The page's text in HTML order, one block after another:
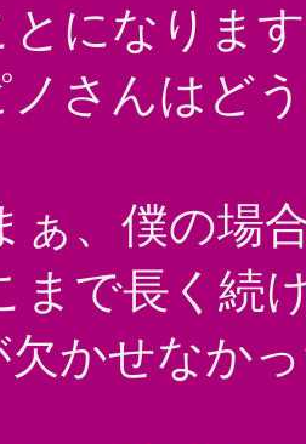
とになりま
ノさんはど
ぁ、僕の場
まで長く続
欠かせなか